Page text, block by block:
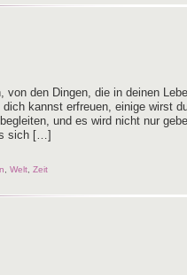
von den Din­gen, die in dei­nen
kannst erfreu­en, eini­ge wirst
und es wird nicht nur
sich […]
Welt Zeit